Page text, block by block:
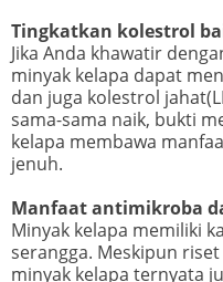
Tingkatkan kolestrol
Jika Anda khawatir
minyak kelapa dapat
dan juga kolestrol
sama-sama naik, bukti
kelapa membawa
jenuh.
Manfaat antimikroba
Minyak kelapa memiliki
serangga. Meskipun
minyak kelapa ternyata